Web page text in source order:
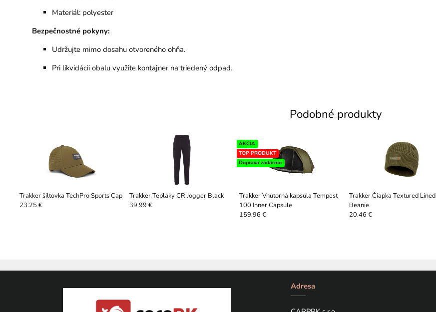
Materiál: polyester
Bezpečnostné pokyny:
Udržujte mimo dosahu otvoreného ohňa.
Pri likvidácii obalu využite kontajner na triedený odpad.
Podobné produkty
Trakker šiltovka TechPro Sports Cap
23.25 €
Trakker Tepláky CR Jogger Black
39.99 €
Trakker Vnútorná kapsula Tempest
100 Inner Capsule
AKCIA
TOP PRODUKT
Doprava zadarmo
159.96 €
Trakker Čiapka Textured Lined
Beanie
20.46 €
Adresa